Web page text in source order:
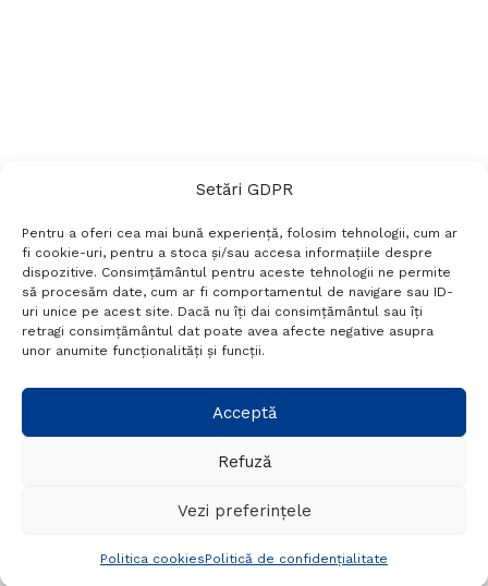
Setări GDPR
Pentru a oferi cea mai bună experiență, folosim tehnologii, cum ar
fi cookie-uri, pentru a stoca și/sau accesa informațiile despre
dispozitive. Consimțământul pentru aceste tehnologii ne permite
să procesăm date, cum ar fi comportamentul de navigare sau ID-
uri unice pe acest site. Dacă nu îți dai consimțământul sau îți
retragi consimțământul dat poate avea afecte negative asupra
unor anumite funcționalități și funcții.
Acceptă
Refuză
Vezi preferințele
Politica cookiesPolitică de confidențialitate
Termeni si conditii
Politică de confidențialitate
Politica cookies
Setări GDPR
+40 788 760 194